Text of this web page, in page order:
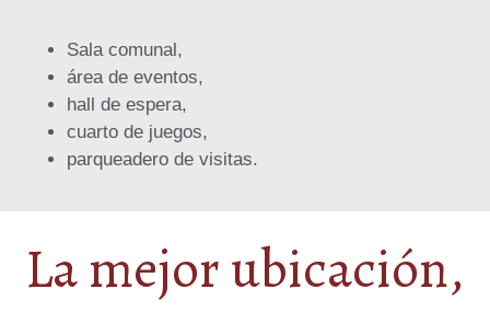
Sala comunal,
área de eventos,
hall de espera,
cuarto de juegos,
parqueadero de visitas.
La mejor ubicación,